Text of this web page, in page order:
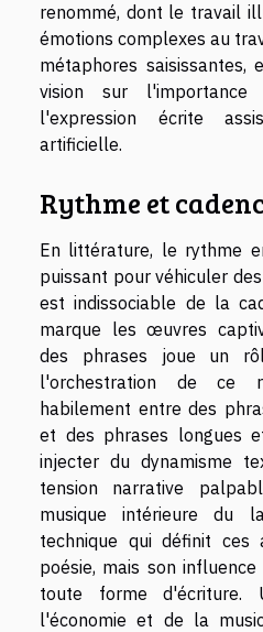
renommé, dont le travail
émotions complexes au
métaphores
vision sur
l'expression écrite
artificielle.
Rythme et
En littérature, le rythme
puissant pour véhiculer
est indissociable de la
marque les œuvres
des phrases joue un
l'orchestration de ce
habilement entre des
et des phrases longues
injecter du dynamisme
tension narrative
musique intérieure du
technique qui définit ces
poésie, mais son
toute forme d'écriture.
l'économie et de la